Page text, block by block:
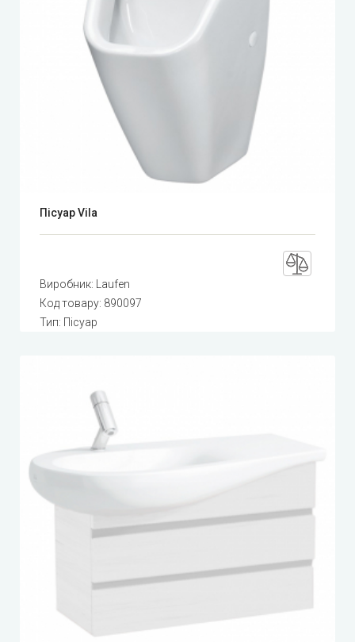
Пісуар Vila
Виробник:
Laufen
Код товару: 890097
Тип: Пісуар